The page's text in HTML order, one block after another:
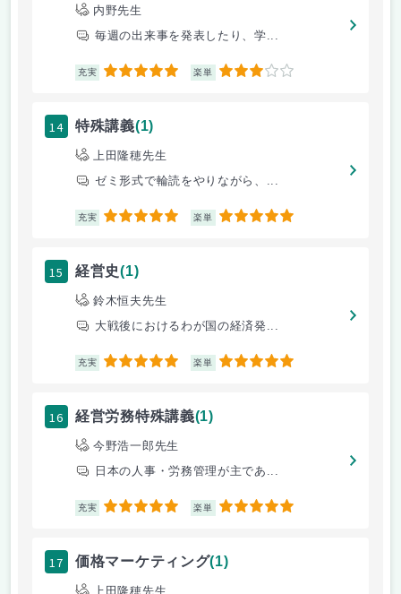
内野先生
毎週の出来事を発表したり、学...
充実 5 楽単 3
14 特殊講義(1)
上田隆穂先生
ゼミ形式で輪読をやりながら、...
充実 5 楽単 5
15 経営史(1)
鈴木恒夫先生
大戦後におけるわが国の経済発...
充実 5 楽単 5
16 経営労務特殊講義(1)
今野浩一郎先生
日本の人事・労務管理が主であ...
充実 5 楽単 5
17 価格マーケティング(1)
上田隆穂先生